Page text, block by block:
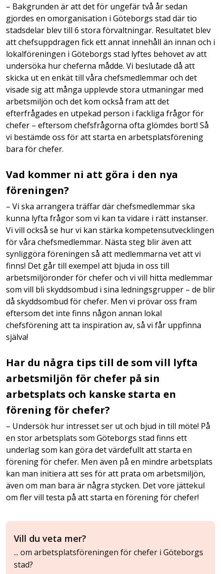
– Bakgrunden är att det för ungefär två år sedan
gjordes en omorganisation i Göteborgs stad där tio
stadsdelar blev till 6 stora förvaltningar. Resultatet blev
att chefsuppdragen fick ett annat innehåll än innan och i
lokalföreningen i Göteborgs stad lyftes behovet av att
undersöka hur cheferna mådde. Vi beslutade då att
skicka ut en enkät till våra chefsmedlemmar och det
visade sig att många upplevde stora utmaningar med
arbetsmiljön och det kom också fram att det
efterfrågades en utpekad person i fackliga frågor för
chefer – eftersom chefsfrågorna ofta glömdes bort! Så
vi bestämde oss för att starta en arbetsplatsförening
bara för chefer.
Vad kommer ni att göra i den nya
föreningen?
– Vi ska arrangera träffar där chefsmedlemmar ska
kunna lyfta frågor som vi kan ta vidare i rätt instanser.
Vi vill också se hur vi kan stärka kompetensutvecklingen
för våra chefsmedlemmar. Nästa steg blir även att
synliggöra föreningen så att medlemmarna vet att vi
finns! Det går till exempel att bjuda in oss till
arbetsmiljöronder för chefer och vi vill hitta medlemmar
som vill bli skyddsombud i sina ledningsgrupper – de blir
då skyddsombud för chefer. Men vi prövar oss fram
eftersom det inte finns någon annan lokal
chefsförening att ta inspiration av, så vi får uppfinna
själva!
Har du några tips till de som vill lyfta
arbetsmiljön för chefer på sin
arbetsplats och kanske starta en
förening för chefer?
– Undersök hur intresset ser ut och bjud in till möte! På
en stor arbetsplats som Göteborgs stad finns ett
underlag som kan göra det värdefullt att starta en
förening för chefer. Men även på en mindre arbetsplats
kan man initiera att ses för att prata om arbetsmiljön,
även om man bara är några stycken. Det vore jättekul
om fler vill testa på att starta en förening för chefer!
Vill du veta mer?
... om arbetsplatsföreningen för chefer i Göteborgs
stad?